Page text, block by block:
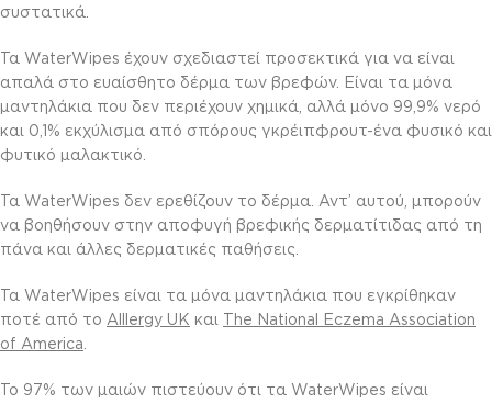
συστατικά.
Τα WaterWipes έχουν σχεδιαστεί προσεκτικά για να είναι
απαλά στo ευαίσθητο δέρμα των βρεφών. Είναι τα μόνα
μαντηλάκια που δεν περιέχουν χημικά, αλλά μόνο 99,9% νερό
και 0,1% εκχύλισμα από σπόρους γκρέιπφρουτ-ένα φυσικό και
φυτικό μαλακτικό.
Τα WaterWipes δεν ερεθίζουν το δέρμα. Αντ’ αυτού, μπορούν
να βοηθήσουν στην αποφυγή βρεφικής δερματίτιδας από τη
πάνα και άλλες δερματικές παθήσεις.
Τα WaterWipes είναι τα μόνα μαντηλάκια που εγκρίθηκαν
ποτέ από το Alllergy UK και The National Eczema Association
of America.
Το 97% των μαιών πιστεύουν ότι τα WaterWipes είναι